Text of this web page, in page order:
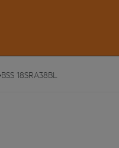
BSS 18SRA38BL